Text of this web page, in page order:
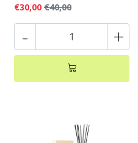
€30,00 €40,00
- +